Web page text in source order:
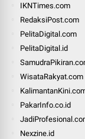
IKNTimes.com
RedaksiPost.com
PelitaDigital.com
PelitaDigital.id
WisataRakyat.com
PakarInfo.co.id
Nexzine.id